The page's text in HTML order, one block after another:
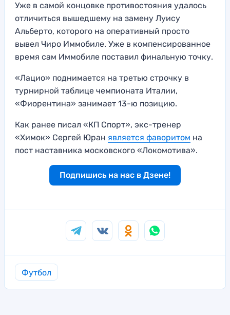
Уже в самой концовке противостояния удалось
отличиться вышедшему на замену Луису
Альберто, которого на оперативный просто
вывел Чиро Иммобиле. Уже в компенсированное
время сам Иммобиле поставил финальную точку.
«Лацио» поднимается на третью строчку в
турнирной таблице чемпионата Италии,
«Фиорентина» занимает 13-ю позицию.
Как ранее писал «КП Спорт», экс-тренер
«Химок» Сергей Юран является фаворитом на
пост наставника московского «Локомотива».
Подпишись на нас в Дзене!
Футбол